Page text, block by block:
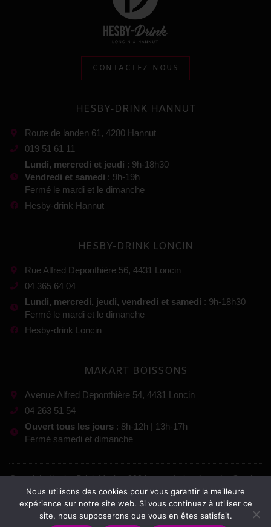
CONTACTEZ-NOUS
HESBY-DRINK HANNUT
Route de landen 61, 4280 Hannut
019 51 61 11
Lundi, mercredi et jeudi : 9h-18h30
Vendredi et samedi : 9h-19h
Fermé le mardi et le dimanche
Hesby-drink Hannut
HESBY-DRINK LONCIN
Rue Alfred Deponthière 56, 4431 Loncin
04 365 64 04
Lundi, mercredi, jeudi, vendredi et samedi : 9h-18h30
Fermé le mardi et le dimanche
Hesby-drink Loncin
MAKART BOISSONS
Avenue Alfred Deponthière 54, 4431 Loncin
04 263 51 54
Ouvert tous les jours : 8h-12h | 13h-17h
Fermé samedi et dimanche
Copyright Hesby-Drink Market 2024, tous droits réservés. Gestion
:
Mentions légales–Conditions générales de vente
Nous utilisons des cookies pour vous garantir la meilleure
expérience sur notre site web. Si vous continuez à utiliser ce
site, nous supposerons que vous en êtes satisfait.